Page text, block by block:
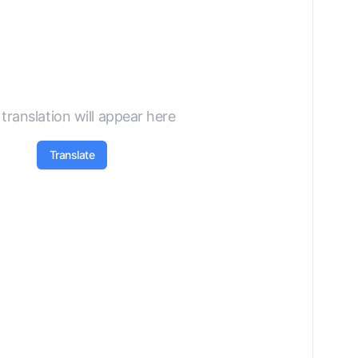
will appear here
Translate